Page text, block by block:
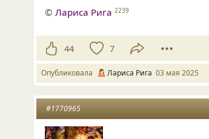
©Лариса Рига 2239
44 7
Опубликовала Лариса Рига 03 мая 2025
#1770965